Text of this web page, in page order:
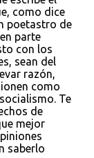
como dice
poetastro de
parte
con los
sean del
razón,
como
Te
de
mejor
saberlo